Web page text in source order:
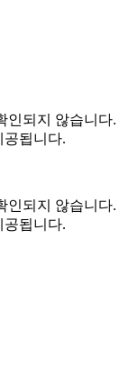
인되지 않습니다.
공됩니다.
인되지 않습니다.
공됩니다.